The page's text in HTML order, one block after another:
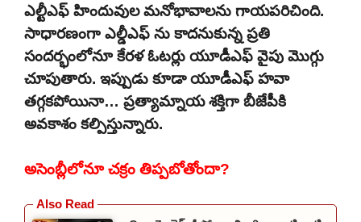
ఎల్టీఎఫ్ హిందువుల మనోభావాలను గాయపరిచింది.
సాధారణంగా ఎల్డీఎఫ్ ను కాదనుకున్న ప్రతి
సందర్భంలోనూ కేరళ ఓటర్లు యూడీఎఫ్ వైపు మొగ్గు
చూపుతారు. ఇప్పుడు కూడా యూడీఎఫ్ హవా
తగ్గకపోయినా… ప్రత్యామ్నాయ శక్తిగా బీజేపీకి
అవకాశం కల్పిస్తున్నారు.
అసెంబ్లీలోనూ చక్రం తిప్పబోతోందా?